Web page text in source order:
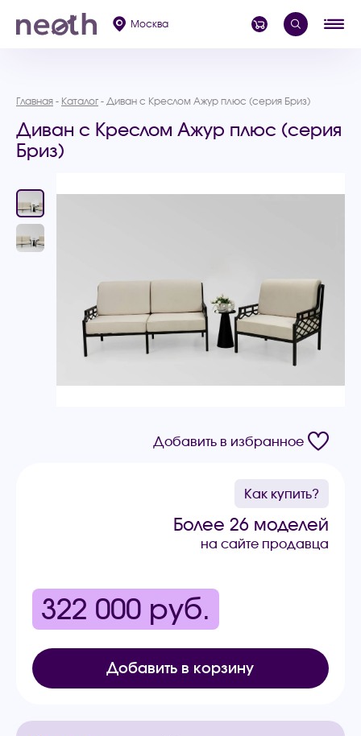
Москва
Главная Каталог Диван с Креслом Ажур плюс (серия Бриз)
Диван с Креслом Ажур плюс (серия
Бриз)
Добавить в избранное
Как купить?
Более 26 моделей
на сайте продавца
322 000 руб.
Добавить в корзину